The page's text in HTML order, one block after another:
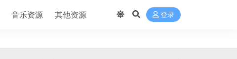
音乐资源 其他资源 登录